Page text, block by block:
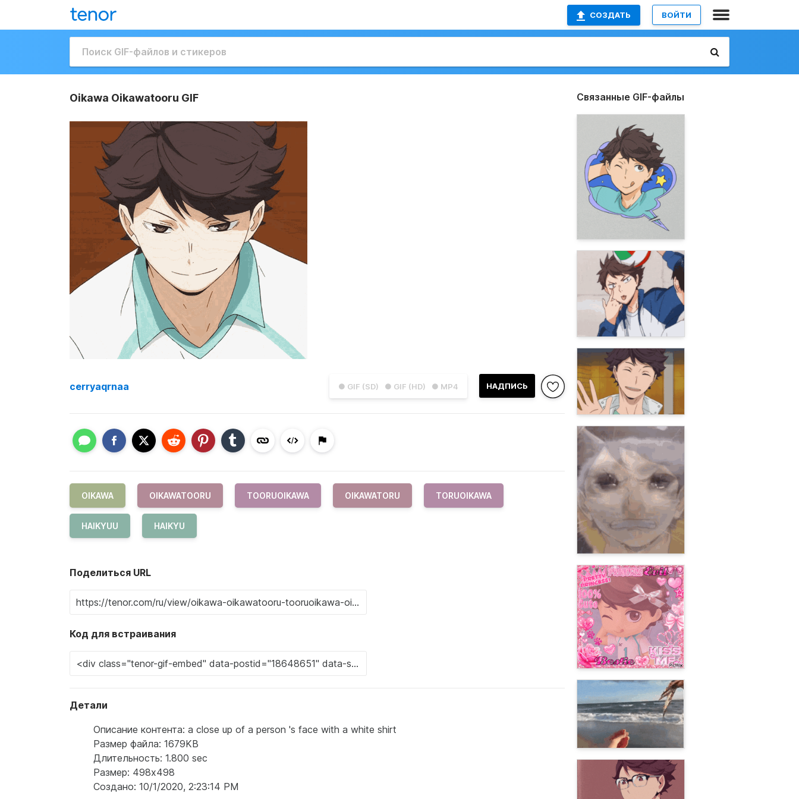
СОЗДАТЬ ВОЙТИ
Oikawa Oikawatooru GIF
● GIF (SD) ● GIF (HD) ● MP4 НАДПИСЬ
cerryaqrnaa
OIKAWA OIKAWATOORU TOORUOIKAWA OIKAWATORU TORUOIKAWA
HAIKYUU HAIKYU
Поделиться URL
Код для встраивания
Детали
Описание контента: a close up of a person 's face with a white shirt
Размер файла: 1679KB
Длительность: 1.800 sec
Размер: 498x498
Создано: 10/1/2020, 2:23:14 PM
Связанные GIF-файлы